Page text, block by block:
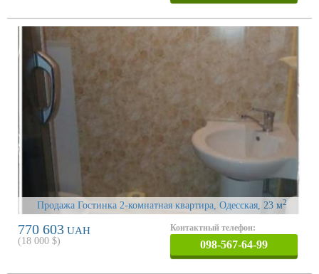
Продажа Гостинка 2-комнатная квартира, Одесская , 23 м2
770 603 UAH
(18 000 $)
Контактный телефон:
098-567-64-99